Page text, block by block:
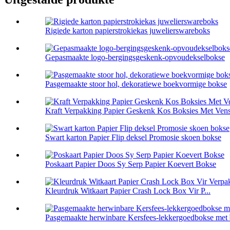
Rigiede karton papierstrokiekas juwelierswareboks
Gepasmaakte logo-bergingsgeskenk-opvoudekselbokse
Pasgemaakte stoor hol, dekoratiewe boekvormige bokse
Kraft Verpakking Papier Geskenk Kos Boksies Met
Swart karton Papier Flip deksel Promosie skoen bokse
Poskaart Papier Doos Sy Serp Papier Koevert Bokse
Kleurdruk Witkaart Papier Crash Lock Box Vir P...
Pasgemaakte herwinbare Kersfees-lekkergoedbokse met